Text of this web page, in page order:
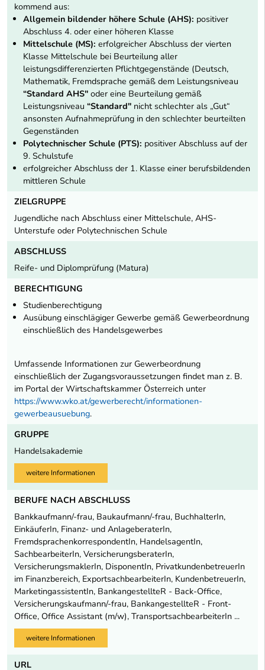
kommend aus:
Allgemein bildender höhere Schule (AHS): positiver
Abschluss 4. oder einer höheren Klasse
Mittelschule (MS): erfolgreicher Abschluss der vierten
Klasse Mittelschule bei Beurteilung aller
leistungsdifferenzierten Pflichtgegenstände (Deutsch,
Mathematik, Fremdsprache gemäß dem Leistungsniveau
“Standard AHS" oder eine Beurteilung gemäß
Leistungsniveau “Standard" nicht schlechter als „Gut“
ansonsten Aufnahmeprüfung in den schlechter beurteilten
Gegenständen
Polytechnischer Schule (PTS): positiver Abschluss auf der
9. Schulstufe
erfolgreicher Abschluss der 1. Klasse einer berufsbildenden
mittleren Schule
ZIELGRUPPE
Jugendliche nach Abschluss einer Mittelschule, AHS-
Unterstufe oder Polytechnischen Schule
ABSCHLUSS
Reife- und Diplomprüfung (Matura)
BERECHTIGUNG
Studienberechtigung
Ausübung einschlägiger Gewerbe gemäß Gewerbeordnung
einschließlich des Handelsgewerbes
Umfassende Informationen zur Gewerbeordnung
einschließlich der Zugangsvoraussetzungen findet man z. B.
im Portal der Wirtschaftskammer Österreich unter
https://www.wko.at/gewerberecht/informationen-
gewerbeausuebung.
GRUPPE
Handelsakademie
weitere Informationen
BERUFE NACH ABSCHLUSS
Bankkaufmann/-frau, Baukaufmann/-frau, BuchhalterIn,
EinkäuferIn, Finanz- und AnlageberaterIn,
FremdsprachenkorrespondentIn, HandelsagentIn,
SachbearbeiterIn, VersicherungsberaterIn,
VersicherungsmaklerIn, DisponentIn, PrivatkundenbetreuerIn
im Finanzbereich, ExportsachbearbeiterIn, KundenbetreuerIn,
MarketingassistentIn, BankangestellteR - Back-Office,
Versicherungskaufmann/-frau, BankangestellteR - Front-
Office, Office Assistant (m/w), TransportsachbearbeiterIn ...
weitere Informationen
URL